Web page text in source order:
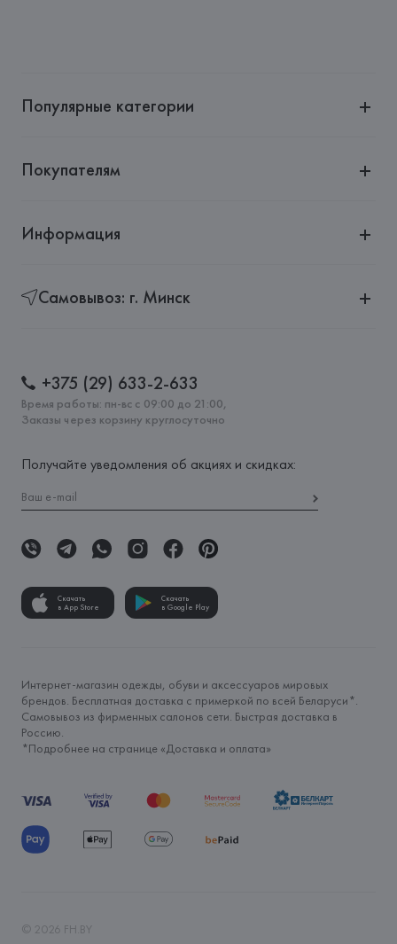
Популярные категории
Покупателям
Информация
Самовывоз: г. Минск
+375 (29) 633-2-633
Время работы: пн-вс с 09:00 до 21:00,
Заказы через корзину круглосуточно
Получайте уведомления об акциях и скидках:
Скачать
в App Store
Скачать
в Google Play
Интернет-магазин одежды, обуви и аксессуаров мировых
брендов. Бесплатная доставка с примеркой по всей Беларуси*.
Самовывоз из фирменных салонов сети. Быстрая доставка в
Россию.
*Подробнее на странице «Доставка и оплата»
© 2026 FH.BY